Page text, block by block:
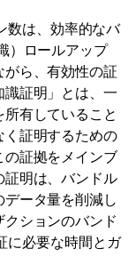
数は、効率的なバ
）ロールアップ
ら、有効性の証
証明」とは、一
有していること
く証明するための
証拠をメインブ
証明は、バンドル
ータ量を削減し
ションのバンド
に必要な時間とガ